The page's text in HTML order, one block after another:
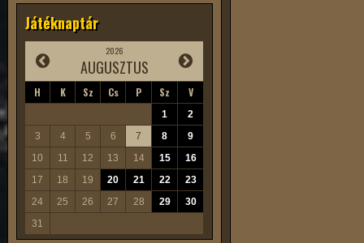
Játéknaptár
2026
AUGUSZTUS
H K Sz Cs P Sz V
1
2
3
4 5 6 7 8
9
10
11 12 13 14 15
16
17
18 19 20 21 22
23
24
25 26 27 28 29
30
31